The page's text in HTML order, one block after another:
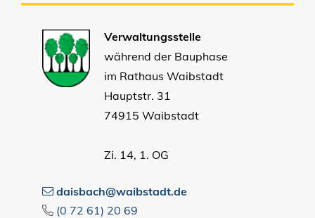
Verwaltungsstelle
während der Bauphase
im Rathaus Waibstadt
Hauptstr. 31
74915 Waibstadt
Zi. 14, 1. OG
daisbach@waibstadt.de
(0 72 61) 20 69